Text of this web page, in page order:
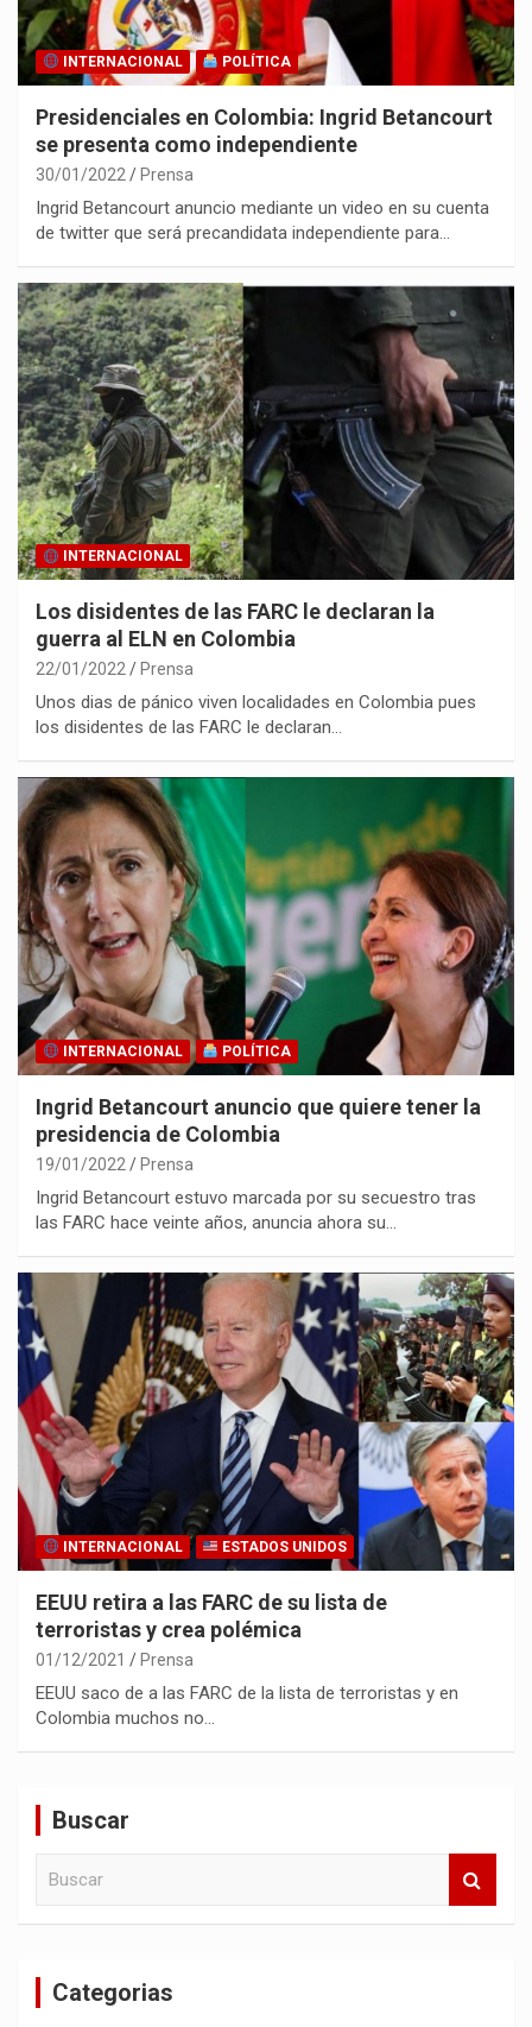
INTERNACIONAL POLÍTICA
Presidenciales en Colombia: Ingrid Betancourt
se presenta como independiente
30/01/2022 Prensa
Ingrid Betancourt anuncio mediante un video en su cuenta
de twitter que será precandidata independiente para…
INTERNACIONAL
Los disidentes de las FARC le declaran la
guerra al ELN en Colombia
22/01/2022 Prensa
Unos dias de pánico viven localidades en Colombia pues
los disidentes de las FARC le declaran…
INTERNACIONAL POLÍTICA
Ingrid Betancourt anuncio que quiere tener la
presidencia de Colombia
19/01/2022 Prensa
Ingrid Betancourt estuvo marcada por su secuestro tras
las FARC hace veinte años, anuncia ahora su…
INTERNACIONAL ESTADOS UNIDOS
EEUU retira a las FARC de su lista de
terroristas y crea polémica
01/12/2021 Prensa
EEUU saco de a las FARC de la lista de terroristas y en
Colombia muchos no…
Buscar
Categorias